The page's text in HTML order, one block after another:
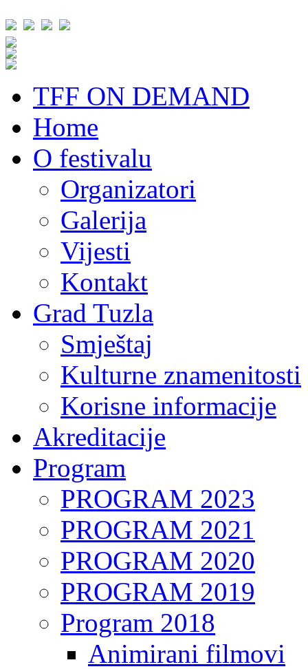
TFF ON DEMAND
Home
O festivalu
Organizatori
Galerija
Vijesti
Kontakt
Grad Tuzla
Smještaj
Kulturne znamenitosti
Korisne informacije
Akreditacije
Program
PROGRAM 2023
PROGRAM 2021
PROGRAM 2020
PROGRAM 2019
Program 2018
Animirani filmovi